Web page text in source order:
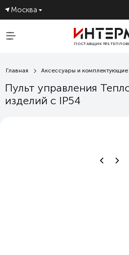
Москва
ПОСТАВЩИК №1
Главная Аксессуары и комплектующие
Пульт управления
изделий с IP54